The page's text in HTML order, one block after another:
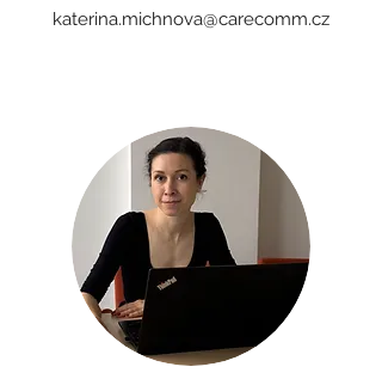
katerina.michnova@carecomm.cz